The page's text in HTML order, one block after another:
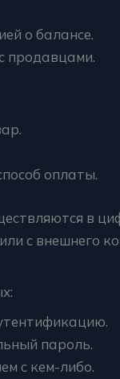
о балансе.
продавцами.
оплаты.
в
с внешнего
пароль.
с кем-либо.